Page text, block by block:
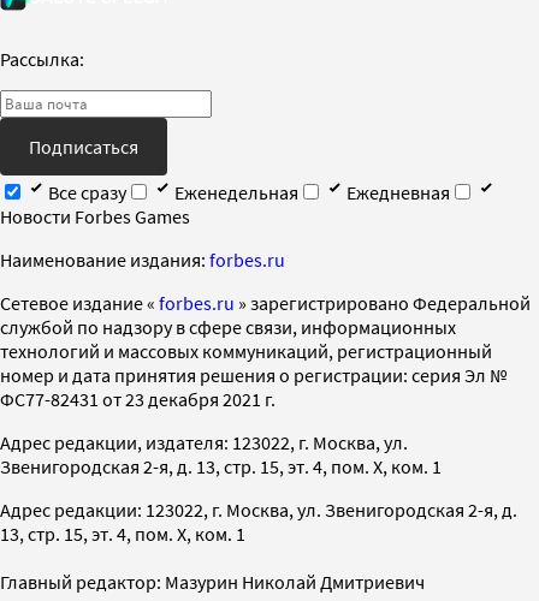
Рассылка:
Подписаться
Все сразу
Еженедельная
Ежедневная
Новости Forbes Games
Наименование издания: forbes.ru
Cетевое издание « forbes.ru » зарегистрировано Федеральной
службой по надзору в сфере связи, информационных
технологий и массовых коммуникаций, регистрационный
номер и дата принятия решения о регистрации: серия Эл №
ФС77-82431 от 23 декабря 2021 г.
Адрес редакции, издателя: 123022, г. Москва, ул.
Звенигородская 2-я, д. 13, стр. 15, эт. 4, пом. X, ком. 1
Адрес редакции: 123022, г. Москва, ул. Звенигородская 2-я, д.
13, стр. 15, эт. 4, пом. X, ком. 1
Главный редактор: Мазурин Николай Дмитриевич